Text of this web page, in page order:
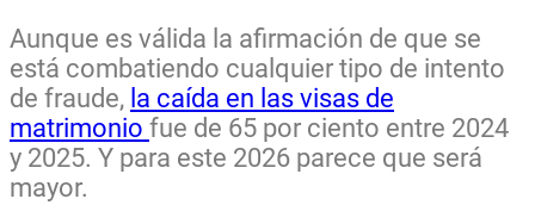
Aunque es válida la afirmación de que se
está combatiendo cualquier tipo de intento
de fraude, la caída en las visas de
matrimonio fue de 65 por ciento entre 2024
y 2025. Y para este 2026 parece que será
mayor.